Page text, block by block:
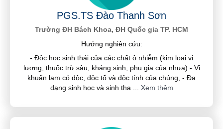
PGS.TS Đào Thanh Sơn
Trường ĐH Bách Khoa, ĐH Quốc gia TP. HCM
Hướng nghiên cứu:
- Độc học sinh thái của các chất ô nhiễm (kim loại vi
lượng, thuốc trừ sâu, kháng sinh, phụ gia của nhựa) - Vi
khuẩn lam có độc, độc tố và độc tính của chúng, - Đa
dạng sinh học và sinh tha
Xem thêm